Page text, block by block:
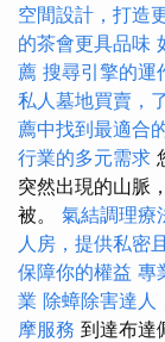
空間設計，打造
的茶會更具品味
薦 搜尋引擎的運
私人墓地買賣，
薦中找到最適合
行業的多元需求
突然出現的山脈
被。 氣結調理療
人房，提供私密
保障你的權益 專
業 除蟑除害達人
摩服務 到達布達